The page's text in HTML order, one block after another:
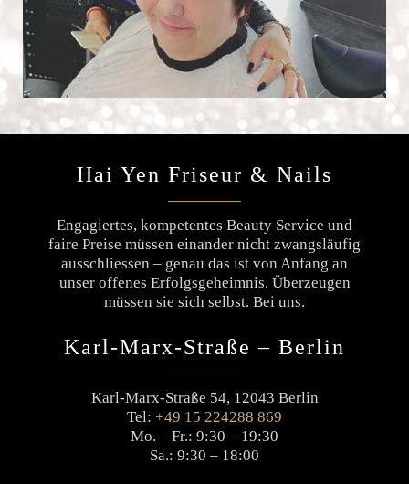
Hai Yen Friseur & Nails
Engagiertes, kompetentes Beauty Service und
faire Preise müssen einander nicht zwangsläufig
ausschliessen – genau das ist von Anfang an
unser offenes Erfolgsgeheimnis. Überzeugen
müssen sie sich selbst. Bei uns.
Karl-Marx-Straße – Berlin
Karl-Marx-Straße 54, 12043 Berlin
Tel: +49 15 224288 869
Mo. – Fr.: 9:30 – 19:30
Sa.: 9:30 – 18:00